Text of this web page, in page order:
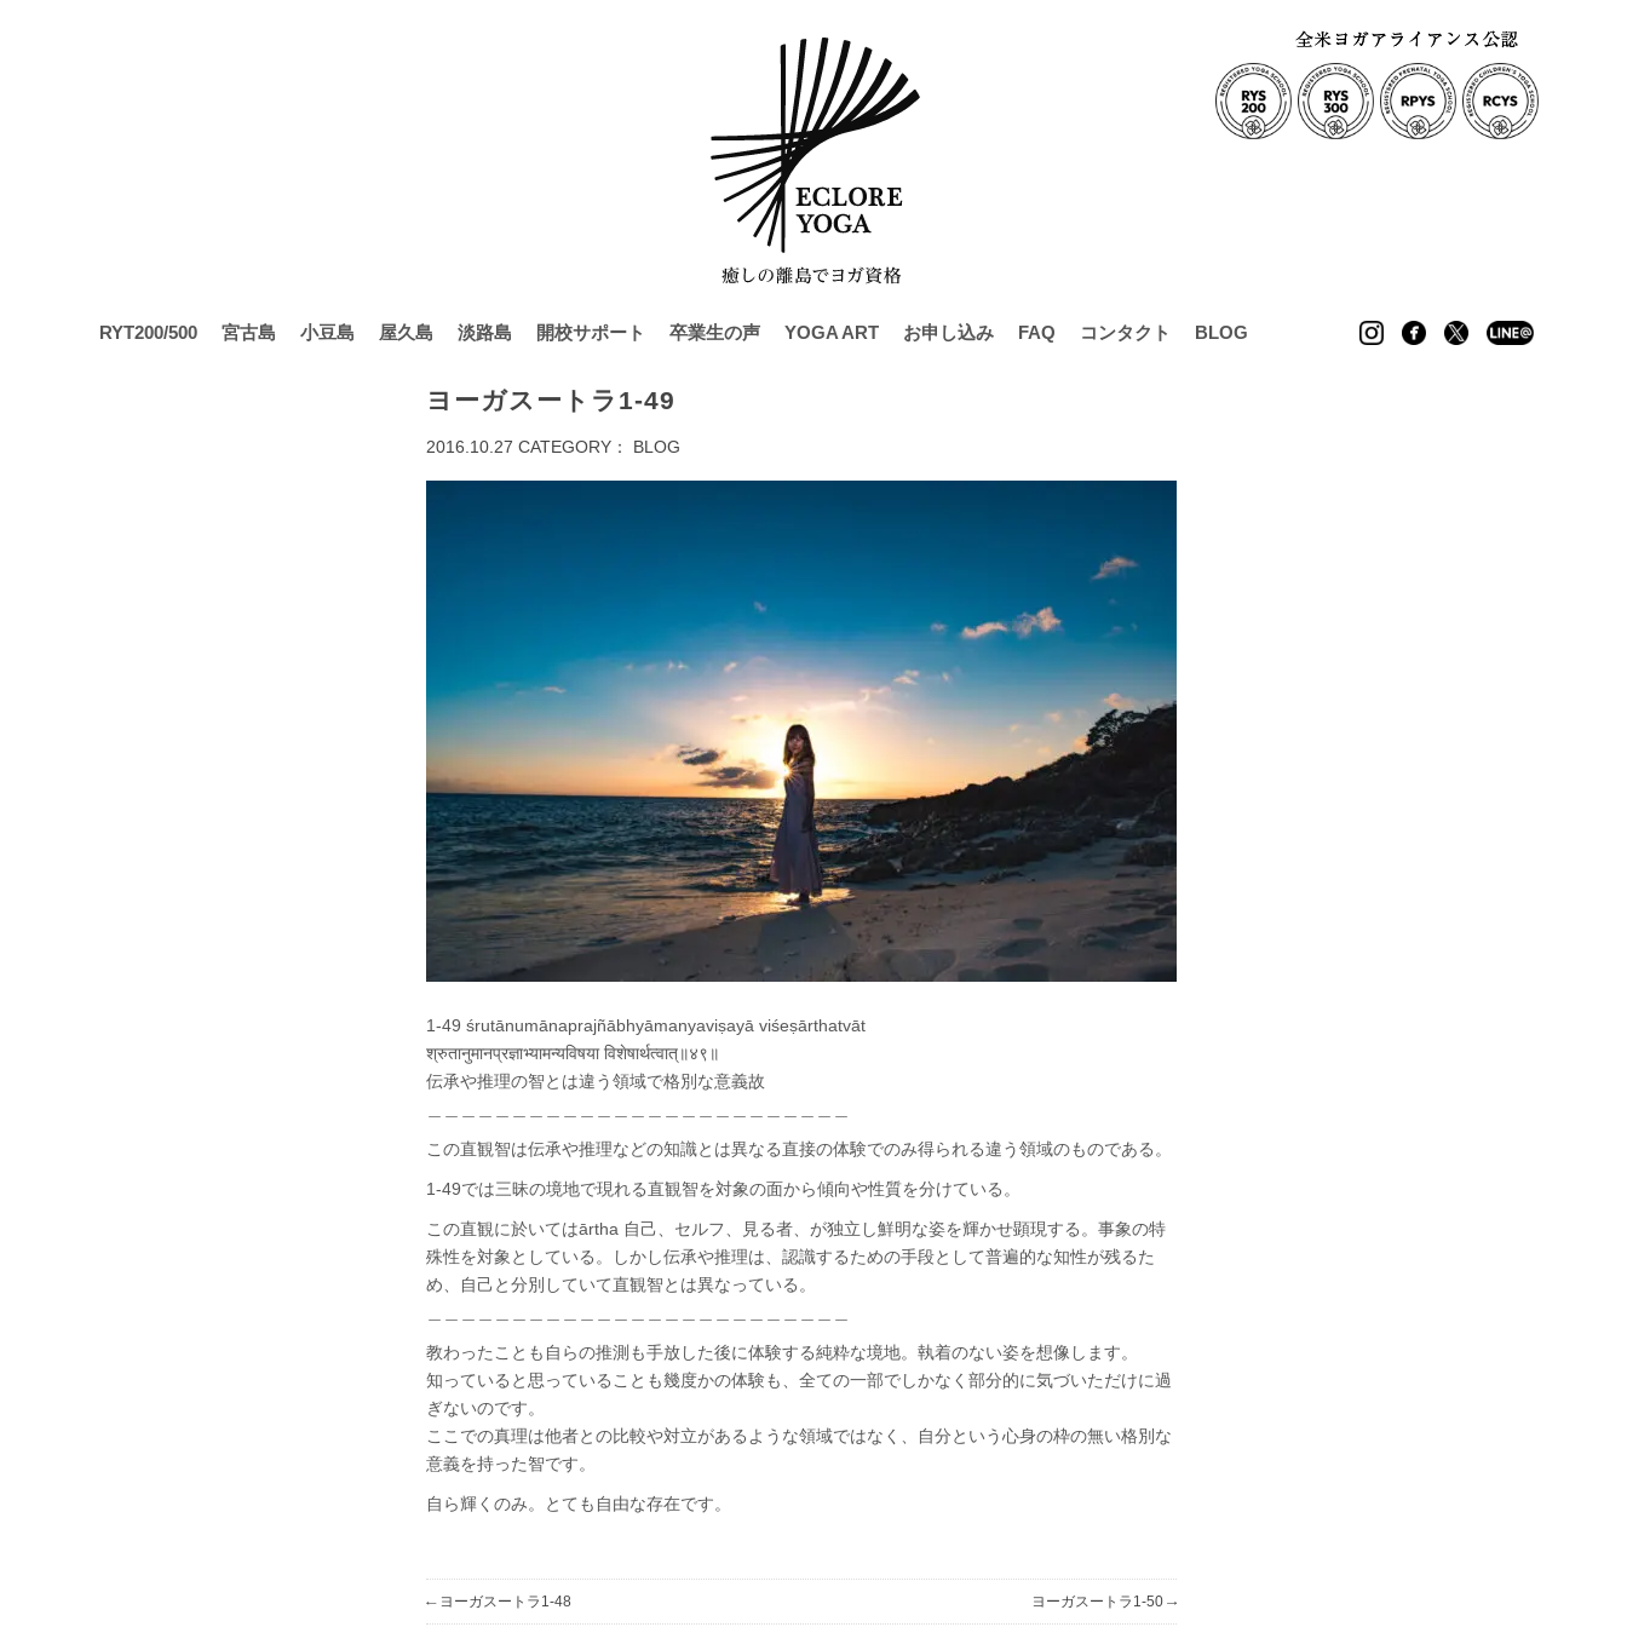
ヨーガスートラ1-49
2016.10.27 CATEGORY： BLOG
1-49 śrutānumānaprajñābhyāmanyaviṣayā viśeṣārthatvāt
श्रुतानुमानप्रज्ञाभ्यामन्यविषया विशेषार्थत्वात्॥४९॥
伝承や推理の智とは違う領域で格別な意義故
この直観智は伝承や推理などの知識とは異なる直接の体験でのみ得られる違う領域のものである。
1-49では三昧の境地で現れる直観智を対象の面から傾向や性質を分けている。
この直観に於いてはārtha 自己、セルフ、見る者、が独立し鮮明な姿を輝かせ顕現する。事象の特
殊性を対象としている。しかし伝承や推理は、認識するための手段として普遍的な知性が残るた
め、自己と分別していて直観智とは異なっている。
教わったことも自らの推測も手放した後に体験する純粋な境地。執着のない姿を想像します。
知っていると思っていることも幾度かの体験も、全ての一部でしかなく部分的に気づいただけに過
ぎないのです。
ここでの真理は他者との比較や対立があるような領域ではなく、自分という心身の枠の無い格別な
意義を持った智です。
自ら輝くのみ。とても自由な存在です。
←ヨーガスートラ1-48 ヨーガスートラ1-50 →
RYT200/500 宮古島 小豆島 屋久島 淡路島 開校サポート 卒業生の声 YOGA ART お申し込み FAQ コンタクト BLOG